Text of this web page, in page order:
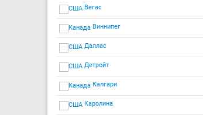
Вегас
Виннипег
Даллас
Детройт
Калгари
Каролина